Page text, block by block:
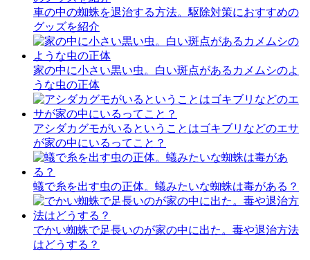
車の中の蜘蛛を退治する方法。駆除対策におすすめの
グッズを紹介
家の中に小さい黒い虫。白い斑点があるカメムシのよ
うな虫の正体
アシダカグモがいるということはゴキブリなどのエサ
が家の中にいるってこと？
蟻で糸を出す虫の正体。蟻みたいな蜘蛛は毒がある？
でかい蜘蛛で足長いのが家の中に出た。毒や退治方法
はどうする？